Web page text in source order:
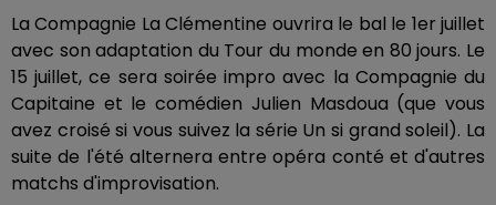
La Compagnie La Clémentine ouvrira le bal le 1er juillet
avec son adaptation du Tour du monde en 80 jours. Le
15 juillet, ce sera soirée impro avec la Compagnie du
Capitaine et le comédien Julien Masdoua (que vous
avez croisé si vous suivez la série Un si grand soleil). La
suite de l'été alternera entre opéra conté et d'autres
matchs d'improvisation.